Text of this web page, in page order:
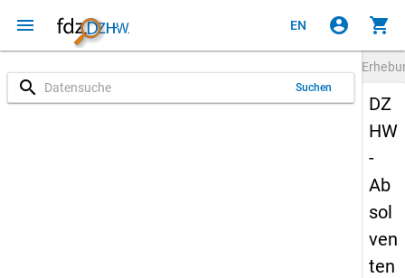
menu EN account_circle shopping_cart
search Suchen
DZ
HW
-
Ab
sol
ven
ten